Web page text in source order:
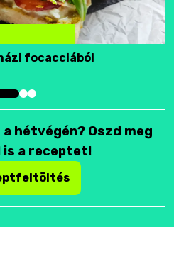
focacciából
hétvégén? Oszd meg
is a receptet!